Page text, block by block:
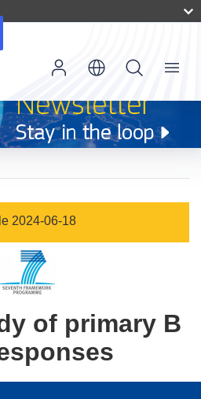
Menu
2024-06-18
of primary B